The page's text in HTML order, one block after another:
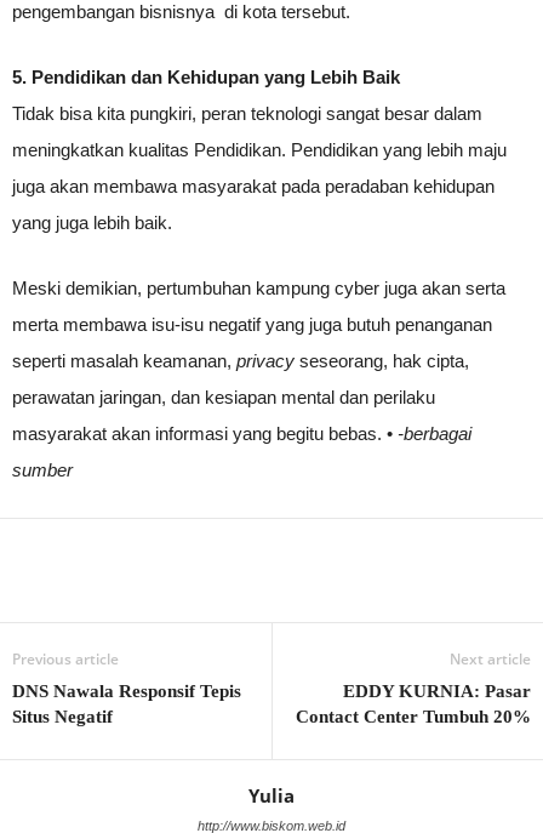
pengembangan bisnisnya di kota tersebut.
5. Pendidikan dan Kehidupan yang Lebih Baik
Tidak bisa kita pungkiri, peran teknologi sangat besar dalam
meningkatkan kualitas Pendidikan. Pendidikan yang lebih maju
juga akan membawa masyarakat pada peradaban kehidupan
yang juga lebih baik.
Meski demikian, pertumbuhan kampung cyber juga akan serta
merta membawa isu-isu negatif yang juga butuh penanganan
seperti masalah keamanan, privacy seseorang, hak cipta,
perawatan jaringan, dan kesiapan mental dan perilaku
masyarakat akan informasi yang begitu bebas. • -berbagai
sumber
Previous article
DNS Nawala Responsif Tepis
Situs Negatif
Next article
EDDY KURNIA: Pasar
Contact Center Tumbuh 20%
Yulia
http://www.biskom.web.id